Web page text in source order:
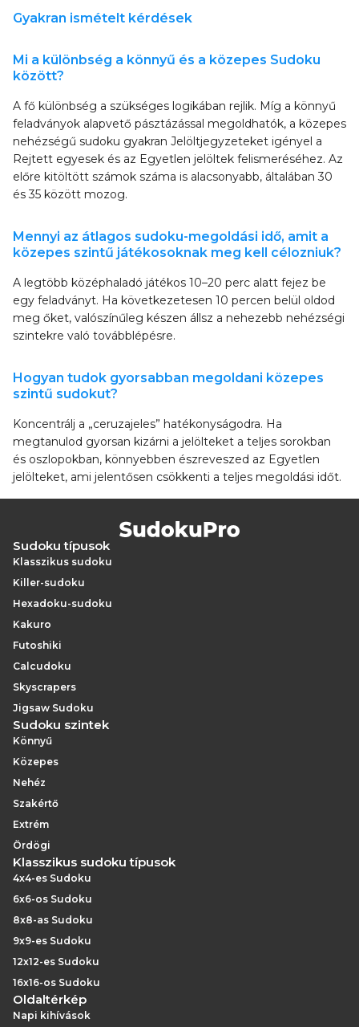
Gyakran ismételt kérdések
Mi a különbség a könnyű és a közepes Sudoku
között?
A fő különbség a szükséges logikában rejlik. Míg a könnyű
feladványok alapvető pásztázással megoldhatók, a közepes
nehézségű sudoku gyakran Jelöltjegyzeteket igényel a
Rejtett egyesek és az Egyetlen jelöltek felismeréséhez. Az
előre kitöltött számok száma is alacsonyabb, általában 30
és 35 között mozog.
Mennyi az átlagos sudoku-megoldási idő, amit a
közepes szintű játékosoknak meg kell célozniuk?
A legtöbb középhaladó játékos 10–20 perc alatt fejez be
egy feladványt. Ha következetesen 10 percen belül oldod
meg őket, valószínűleg készen állsz a nehezebb nehézségi
szintekre való továbblépésre.
Hogyan tudok gyorsabban megoldani közepes
szintű sudokut?
Koncentrálj a „ceruzajeles” hatékonyságodra. Ha
megtanulod gyorsan kizárni a jelölteket a teljes sorokban
és oszlopokban, könnyebben észreveszed az Egyetlen
jelölteket, ami jelentősen csökkenti a teljes megoldási időt.
Sudoku típusok
Klasszikus sudoku
Killer-sudoku
Hexadoku-sudoku
Kakuro
Futoshiki
Calcudoku
Skyscrapers
Jigsaw Sudoku
Sudoku szintek
Könnyű
Közepes
Nehéz
Szakértő
Extrém
Ördögi
Klasszikus sudoku típusok
4x4-es Sudoku
6x6-os Sudoku
8x8-as Sudoku
9x9-es Sudoku
12x12-es Sudoku
16x16-os Sudoku
Oldaltérkép
Napi kihívások